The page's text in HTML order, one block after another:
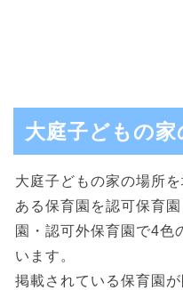
大庭子どもの家
大庭子どもの家の場所
ある保育園を認可保育
園・認可外保育園で4色
います。
掲載されている保育園